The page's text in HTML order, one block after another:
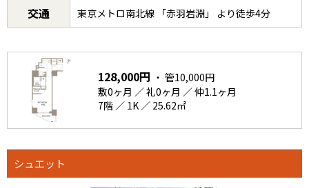
交通 東京メトロ南北線 「赤羽岩淵」 より徒歩4分
128,000円 ・ 管10,000円
敷0ヶ月 ／ 礼0ヶ月 ／ 仲1.1ヶ月
7階 ／ 1K ／ 25.62㎡
シュエット